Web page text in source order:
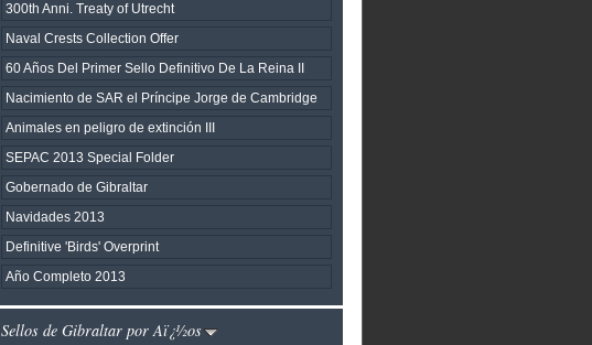
300th Anni. Treaty of Utrecht
Naval Crests Collection Offer
60 Años Del Primer Sello Definitivo De La Reina II
Nacimiento de SAR el Príncipe Jorge de Cambridge
Animales en peligro de extinción III
SEPAC 2013 Special Folder
Gobernado de Gibraltar
Navidades 2013
Definitive 'Birds' Overprint
Año Completo 2013
Sellos de Gibraltar por Aï¿½os